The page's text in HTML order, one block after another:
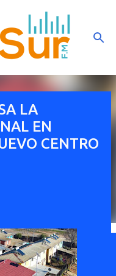
LA
EN
CENTRO